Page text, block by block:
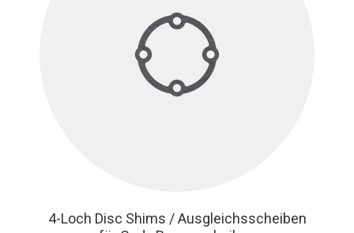
4-Loch Disc Shims / Ausgleichsscheiben